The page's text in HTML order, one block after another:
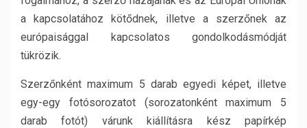
a kapcsolatához kötődnek, illetve a szerzőnek az
európaisággal kapcsolatos gondolkodásmódját
tükrözik.
Szerzőnként maximum 5 darab egyedi képet, illetve
egy-egy fotósorozatot (sorozatonként maximum 5
darab fotót) várunk kiállításra kész papírkép